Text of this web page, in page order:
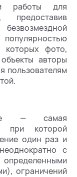
работы для
предоставив
которых фото,
авторы
пользователям
— самая
при которой
один раз и
с
ограничений